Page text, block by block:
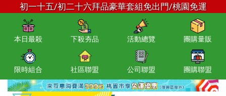
初一十五/初二十六拜品豪華套組免出門/桃園免運
商品總覽
居家生活
日常清潔
個人用品
本日最殺 下殺夯品 活動總覽 團購量販
限時組合 社區聯盟 公司聯盟 團購聯盟